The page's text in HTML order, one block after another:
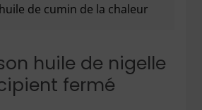
de cumin de la chaleur
huile de nigelle
fermé